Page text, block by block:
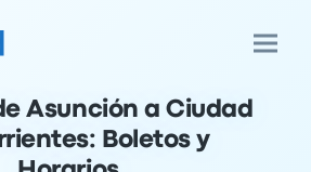
Asunción a Ciudad
Boletos y